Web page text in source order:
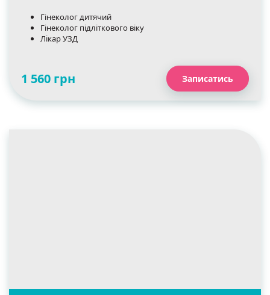
Гінеколог дитячий
Гінеколог підліткового віку
Лікар УЗД
1 560 грн Записатись